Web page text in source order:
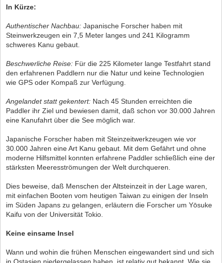
In Kürze:
Authentischer Nachbau: Japanische Forscher haben mit
Steinwerkzeugen ein 7,5 Meter langes und 241 Kilogramm
schweres Kanu gebaut.
Beschwerliche Reise: Für die 225 Kilometer lange Testfahrt stand
den erfahrenen Paddlern nur die Natur und keine Technologien
wie GPS oder Kompaß zur Verfügung.
Angelandet statt gekentert: Nach 45 Stunden erreichten die
Paddler ihr Ziel und bewiesen damit, daß schon vor 30.000 Jahren
eine Kanufahrt über die See möglich war.
Japanische Forscher haben mit Steinzeitwerkzeugen wie vor
30.000 Jahren eine Art Kanu gebaut. Mit dem Gefährt und ohne
moderne Hilfsmittel konnten erfahrene Paddler schließlich eine der
stärksten Meeresströmungen der Welt durchqueren.
Dies beweise, daß Menschen der Altsteinzeit in der Lage waren,
mit einfachen Booten vom heutigen Taiwan zu einigen der Inseln
im Süden Japans zu gelangen, erläutern die Forscher um Yōsuke
Kaifu von der Universität Tokio.
Keine einsame Insel
Wann und wohin die frühen Menschen eingewandert sind und sich